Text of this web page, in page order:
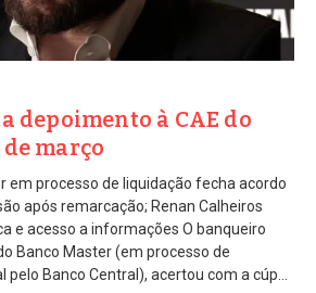
depoimento à CAE do
de março
em processo de liquidação fecha acordo
após remarcação; Renan Calheiros
e acesso a informações O banqueiro
Banco Master (em processo de
Banco Central), acertou com a cúp...